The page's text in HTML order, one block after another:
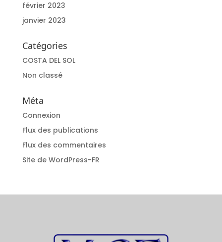
février 2023
janvier 2023
Catégories
COSTA DEL SOL
Non classé
Méta
Connexion
Flux des publications
Flux des commentaires
Site de WordPress-FR